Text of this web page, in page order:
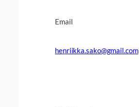
Email
henriikka.sako@gmail.com